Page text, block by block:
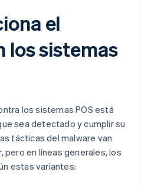
el
los sistemas
los sistemas POS está
sea detectado y cumplir su
tácticas del malware van
pero en líneas generales, los
estas variantes: